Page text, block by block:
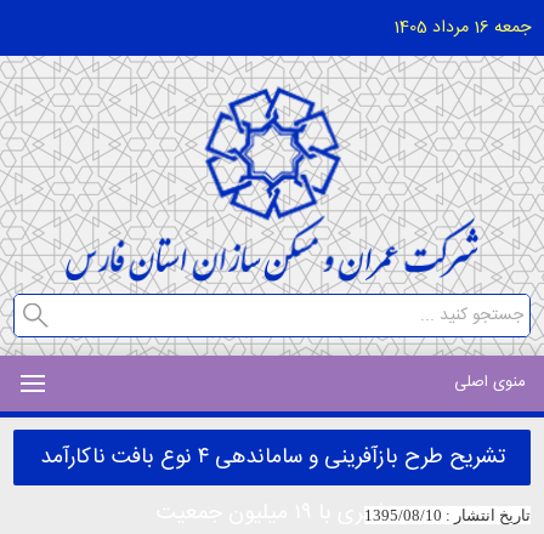
جمعه 16 مرداد 1405
منوی اصلی
تشریح طرح بازآفرینی و ساماندهی ۴ نوع بافت ناکارآمد
شهری با ۱۹ میلیون جمعیت
تاریخ انتشار : 1395/08/10